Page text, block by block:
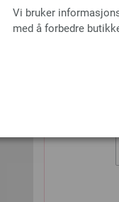
Vi bruker
med å forbedre